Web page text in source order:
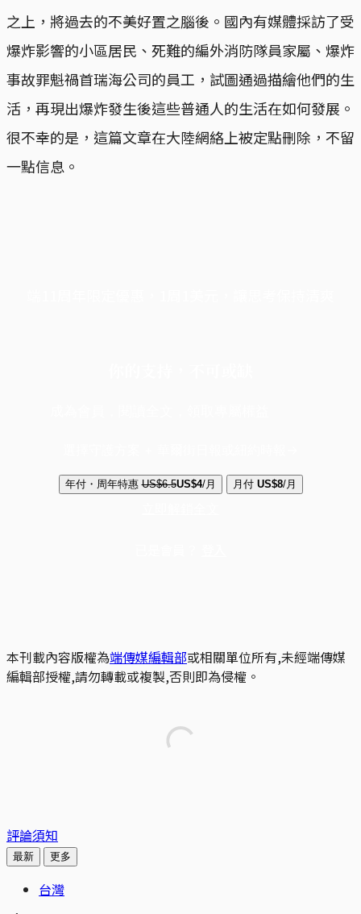
之上，將過去的不美好置之腦後。國內有媒體採訪了受
爆炸影響的小區居民、死難的編外消防隊員家屬、爆炸
事故罪魁禍首瑞海公司的員工，試圖通過描繪他們的生
活，再現出爆炸發生後這些普通人的生活在如何發展。
很不幸的是，這篇文章在大陸網絡上被定點刪除，不留
一點信息。
年付・周年特惠 US$6.5US$4/月 月付 US$8/月
本刊載內容版權為端傳媒編輯部或相關單位所有,未經端傳媒
編輯部授權,請勿轉載或複製,否則即為侵權。
評論須知
最新 更多
台灣